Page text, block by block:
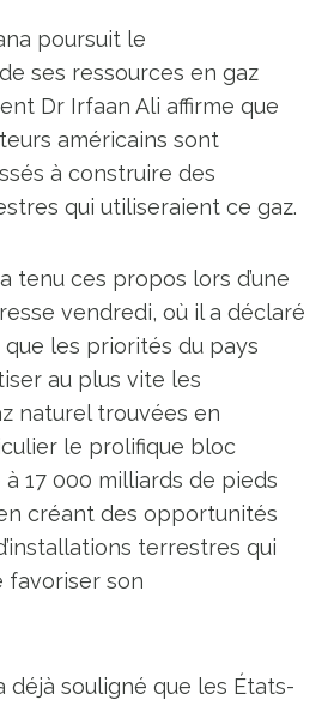
poursuit le
ses ressources en gaz
Dr Irfaan Ali affirme que
américains sont
à construire des
qui utiliseraient ce gaz.
tenu ces propos lors d’une
vendredi, où il a déclaré
que les priorités du pays
au plus vite les
naturel trouvées en
le prolifique bloc
17 000 milliards de pieds
créant des opportunités
terrestres qui
son
déjà souligné que les États-